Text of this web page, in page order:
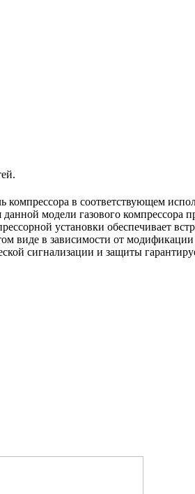
в соответствующем
модели газового компрессора
установки обеспечивает
виде в зависимости от модификации
сигнализации и защиты